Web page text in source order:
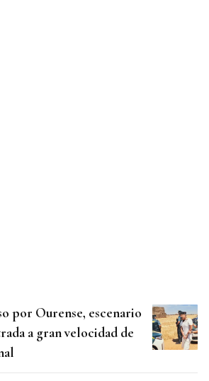
por Ourense, escenario
a gran velocidad de